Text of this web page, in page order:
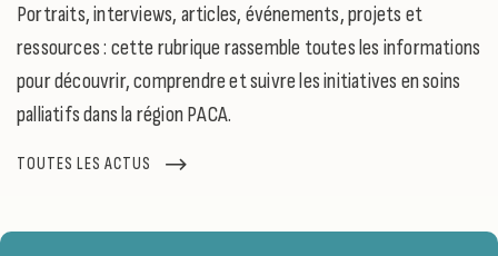
Portraits, interviews, articles, événements, projets et
ressources : cette rubrique rassemble toutes les informations
pour découvrir, comprendre et suivre les initiatives en soins
palliatifs dans la région PACA.
TOUTES LES ACTUS